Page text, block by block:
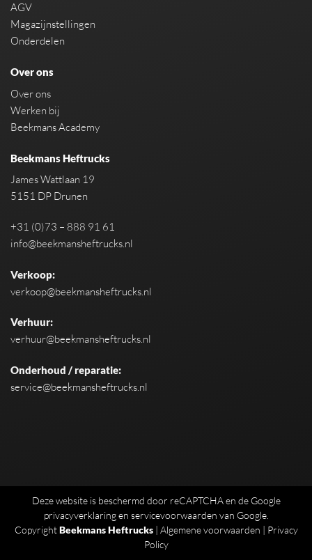
AGV
Magazijnstellingen
Onderdelen
Over ons
Over ons
Werken bij
Beekmans Academy
Beekmans Heftrucks
James Wattlaan 19
5151 DP Drunen
+31 (0)73 – 888 91 61
info@beekmansheftrucks.nl
Verkoop:
verkoop@beekmansheftrucks.nl
Verhuur:
verhuur@beekmansheftrucks.nl
Onderhoud / reparatie:
service@beekmansheftrucks.nl
Deze website is beschermd door reCAPTCHA en de Google
privacyverklaringen servicevoorwaarden van Google.
CopyrightBeekmans Heftrucks| Algemene voorwaarden | Privacy
Policy